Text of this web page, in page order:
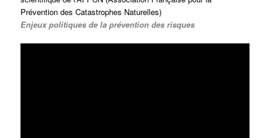
Prévention des Catastrophes Naturelles)
Enjeux politiques de la prévention des risques